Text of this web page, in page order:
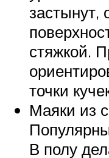
застынут,
стяжкой.
точки
Маяки из
В полу